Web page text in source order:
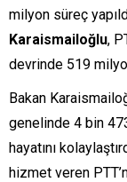
milyon süreç
Karaismailoğlu,
devrinde 519
Bakan
genelinde 4 bin
hayatını
hizmet veren